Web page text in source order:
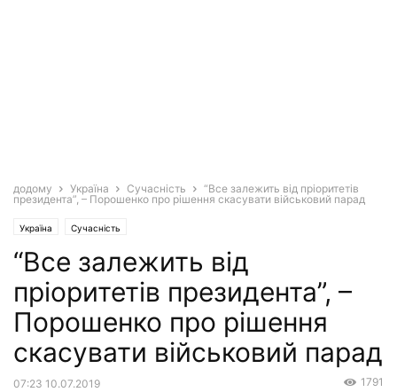
додому Україна Сучасність
“Все залежить від пріоритетів
президента”, – Порошенко про рішення скасувати військовий парад
Україна Сучасність
“Все залежить від
пріоритетів президента”, –
Порошенко про рішення
скасувати військовий парад
07:23 10.07.2019 1791